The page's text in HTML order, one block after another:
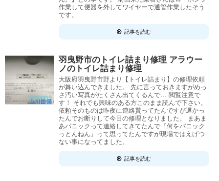
作業して便器を外してワイヤーで通管作業したそう
です。
記事を読む
羽曳野市のトイレ詰まり修理 アラウー
ノのトイレ詰まり修理
大阪府羽曳野市野より【トイレ詰まり】の修理依頼
が舞い込んできました。 先に言っておきますがめっ
さ汚い写真がたくさん出てくるんで… 閲覧注意で
す！ それでも興味のある方このまま読んで下さい。
依頼そのものは昨夜に連絡貰ってたんですが遅かっ
たんでお断りして今日の修理となりました。 まあま
あパニックって連絡してきてたんで『何をパニック
っとんねん』って思ってたんですが現場ではえげつ
ない事になってました。
記事を読む